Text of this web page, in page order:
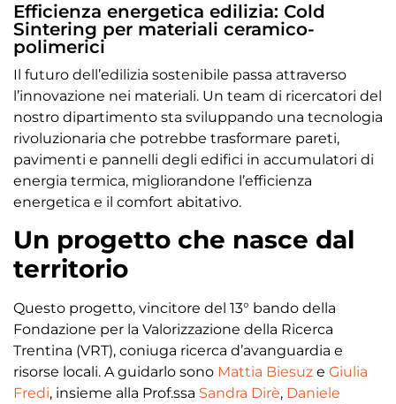
Efficienza energetica edilizia: Cold
Sintering per materiali ceramico-
polimerici
Il futuro dell’edilizia sostenibile passa attraverso
l’innovazione nei materiali. Un team di ricercatori del
nostro dipartimento sta sviluppando una tecnologia
rivoluzionaria che potrebbe trasformare pareti,
pavimenti e pannelli degli edifici in accumulatori di
energia termica, migliorandone l’efficienza
energetica e il comfort abitativo.
Un progetto che nasce dal
territorio
Questo progetto, vincitore del 13° bando della
Fondazione per la Valorizzazione della Ricerca
Trentina (VRT), coniuga ricerca d’avanguardia e
risorse locali. A guidarlo sono Mattia Biesuz e Giulia
Fredi, insieme alla Prof.ssa Sandra Dirè, Daniele